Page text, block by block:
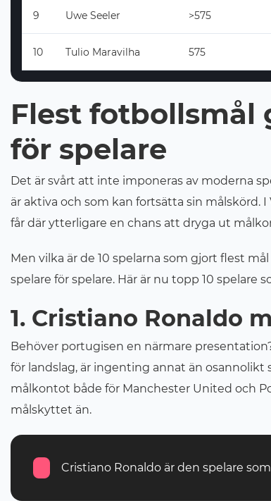
9 Uwe Seeler >575
10 Tulio Maravilha 575
Flest fotbollsmål
för spelare
Det är svårt att inte imponeras av moderna
är aktiva och som kan fortsätta sin målskörd.
får där ytterligare en chans att dryga ut
Men vilka är de 10 spelarna som gjort flest
spelare för spelare. Här är nu topp 10
1. Cristiano Ronaldo
Behöver portugisen en närmare
för landslag, är ingenting annat än
målkontot både för Manchester United och
målskyttet än.
Cristiano Ronaldo är den spelare